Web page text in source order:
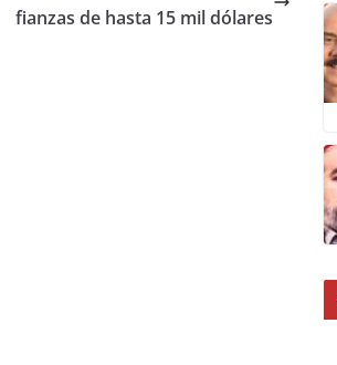
fianzas de hasta 15 mil dólares